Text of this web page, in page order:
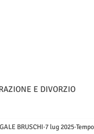
E DIVORZIO
MULTE
BRUSCHI 7 lug 2025